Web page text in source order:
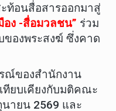
ท้อนสื่อสารออกมาสู่
อง -สื่อมวลชน” ร่วม
ของพระสงฆ์ ซึ่งคาด
ณ์ของสำนักงาน
ทียบเคียงกับมติคณะ
ายน 2569 และ